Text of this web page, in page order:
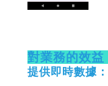
對業務的效益
提供即時數據：